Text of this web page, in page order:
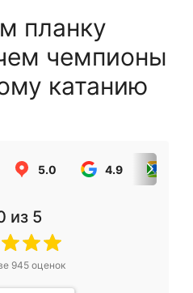
планку
чемпионы
катанию
5.0 4.9
из 5
945оценок